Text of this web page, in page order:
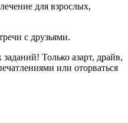
для взрослых,
с друзьями.
Только азарт, драйв,
или оторваться